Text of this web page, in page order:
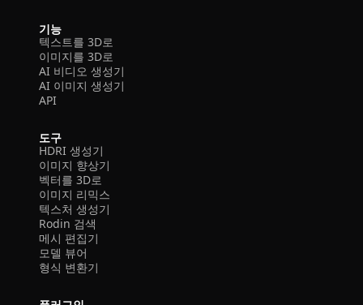
기능
텍스트를 3D로
이미지를 3D로
AI 비디오 생성기
AI 이미지 생성기
API
도구
HDRI 생성기
이미지 향상기
벡터를 3D로
이미지 리믹스
텍스처 생성기
Rodin 검색
메시 편집기
모델 뷰어
형식 변환기